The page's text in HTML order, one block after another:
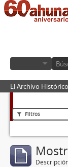
El Archivo
Filtros